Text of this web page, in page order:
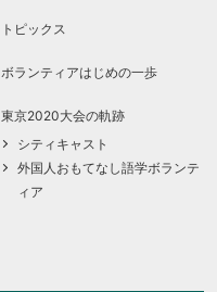
トピックス
ボランティアはじめの一歩
東京2020大会の軌跡
シティキャスト
外国人おもてなし語学ボランテ
ィア